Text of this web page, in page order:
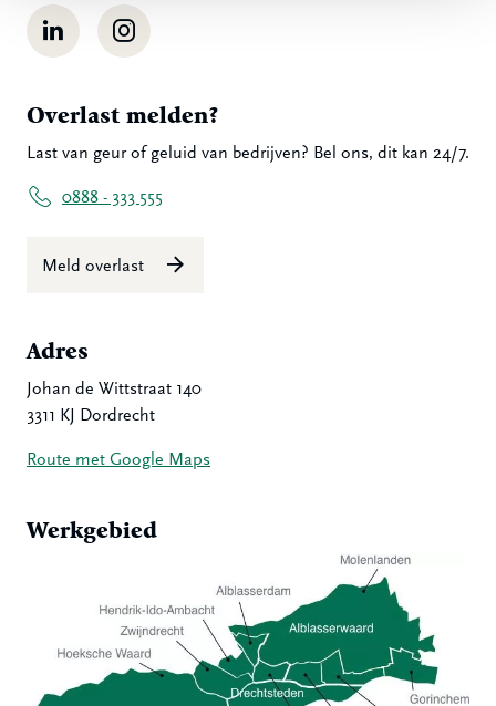
LinkedIn Instagram
Overlast melden?
Last van geur of geluid van bedrijven? Bel ons, dit kan 24/7.
0888 - 333 555
Meld overlast
Adres
Johan de Wittstraat 140
3311 KJ Dordrecht
Route met Google Maps
Werkgebied